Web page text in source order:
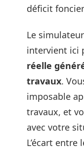
déficit
Le
intervient ici
réelle
travaux.
imposable
travaux, et
avec votre
L’écart